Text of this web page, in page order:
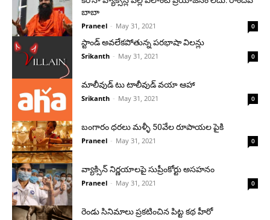
బాబా
Praneel - May 31, 2021 0
స్టాండ్ అవలేకపోతున్న పరభాషా విలన్లు
Srikanth - May 31, 2021 0
మాలీవుడ్ టు టాలీవుడ్ వయా ఆహా
Srikanth - May 31, 2021 0
బంగారం ధరలు మళ్ళీ 50వేల రూపాయల పైకి
Praneel - May 31, 2021 0
వ్యాక్సిన్ నిర్ణయాలపై సుప్రీంకోర్టు అసహనం
Praneel - May 31, 2021 0
రెండు సినిమాలు ప్రకటించిన పిట్ట కథ హీరో